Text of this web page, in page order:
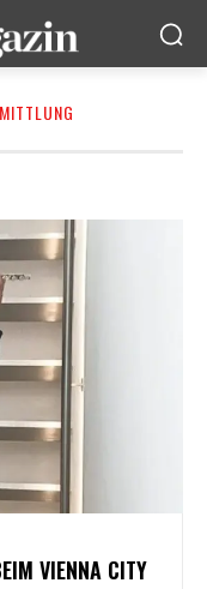
VIENNA CITY